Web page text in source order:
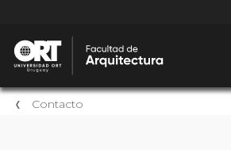
Contacto